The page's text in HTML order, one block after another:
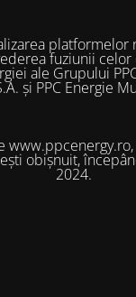
platformelor
fuziunii
ale Grupului
și PPC Energie
obișnuit,
2024.